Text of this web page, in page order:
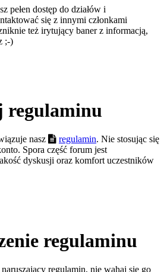
pełen dostęp do działów i
się z innymi członkami
też irytujący baner z informacją,
;-)
regulaminu
nasz regulamin. Nie stosując się
Spora część forum jest
dyskusji oraz komfort uczestników
regulaminu
regulamin, nie wahaj się go